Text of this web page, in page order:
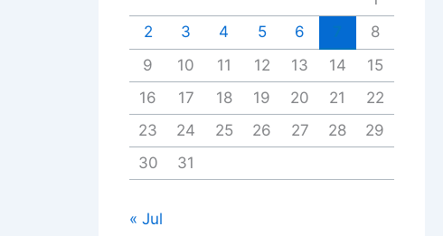
2
3 4 5 6
8
9
10 11 12 13 14
15
16
17 18 19 20 21
22
23
24 25 26 27 28
29
30
31
« Jul